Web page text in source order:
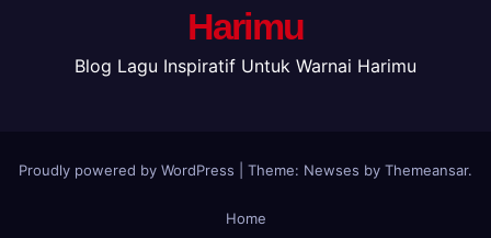
Harimu
Blog Lagu Inspiratif Untuk Warnai Harimu
Proudly powered by WordPress Theme: Newses by Themeansar.
Home